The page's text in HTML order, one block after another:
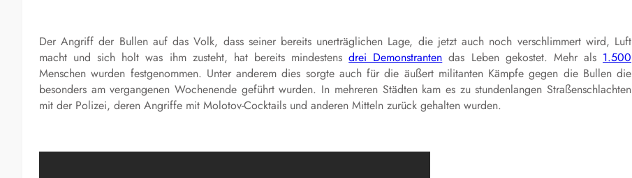
Der Angriff der Bullen auf das Volk, dass seiner bereits unerträglichen Lage, die jetzt auch noch verschlimmert wird, Luft
macht und sich holt was ihm zusteht, hat bereits mindestensdrei Demonstranten das Leben gekostet. Mehr als 1.500
Menschen wurden festgenommen. Unter anderem dies sorgte auch für die äußert militanten Kämpfe gegen die Bullen die
besonders am vergangenen Wochenende geführt wurden. In mehreren Städten kam es zu stundenlangen Straßenschlachten
mit der Polizei, deren Angriffe mit Molotov-Cocktails und anderen Mitteln zurück gehalten wurden.